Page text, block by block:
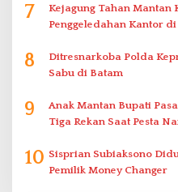
7
Kejagung Tahan Mantan
Penggeledahan Kantor di
8
Ditresnarkoba Polda
Sabu di Batam
9
Anak Mantan Bupati
Tiga Rekan Saat Pesta
10 Sisprian Subiaksono
Pemilik Money Changer